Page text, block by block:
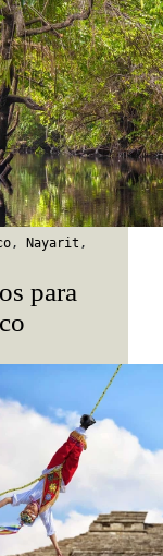
, Nayarit ,
para